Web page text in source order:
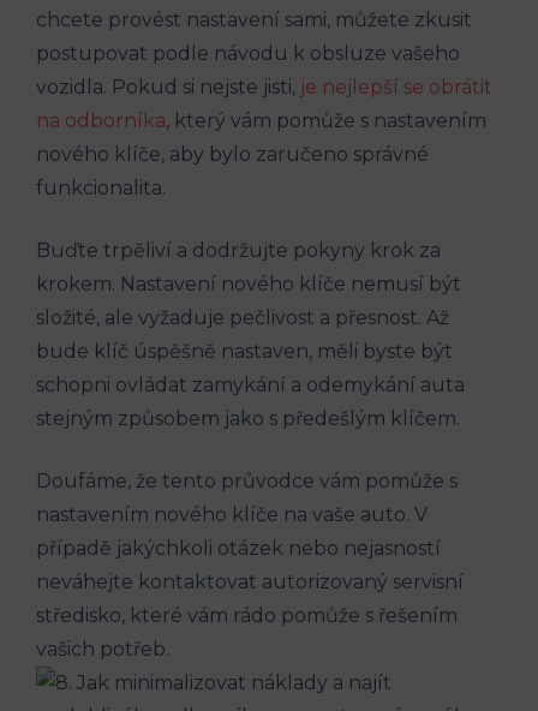
chcete provést nastavení sami, můžete zkusit
postupovat podle ​návodu ‍k obsluze vašeho
vozidla. Pokud si nejste jisti, je nejlepší​ se obrátit
na odborníka, ‍který vám pomůže s nastavením
nového klíče, aby ‍bylo ​zaručeno správné
funkcionalita.
Buďte trpěliví a dodržujte pokyny krok za
krokem. Nastavení nového klíče nemusí být
složité, ale vyžaduje pečlivost a přesnost.‌ Až
bude klíč ⁤úspěšně nastaven, měli byste být
schopni ovládat zamykání a odemykání auta
stejným způsobem jako s ‌předešlým klíčem.
Doufáme, že tento průvodce ⁣vám ⁣pomůže s
nastavením nového klíče na vaše auto. V​
případě jakýchkoli otázek nebo nejasností
neváhejte kontaktovat autorizovaný servisní
středisko, které vám rádo pomůže ‌s řešením
vašich potřeb.